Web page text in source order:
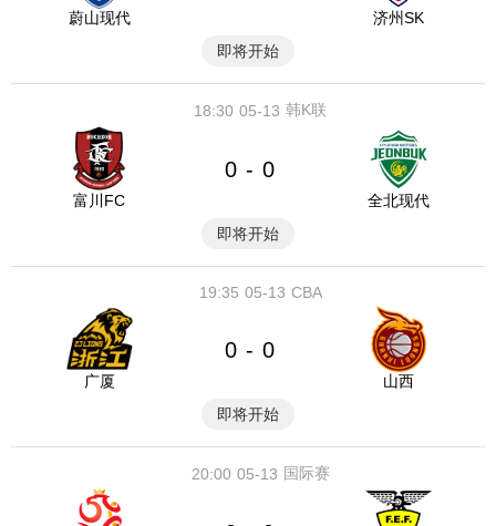
蔚山现代
济州SK
即将开始
05-13
18:30 韩K联
富川FC
0 - 0
全北现代
即将开始
05-13
19:35 CBA
广厦
0 - 0
山西
即将开始
05-13
20:00 国际赛